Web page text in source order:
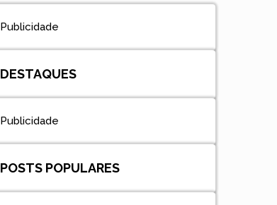
Publicidade
DESTAQUES
Publicidade
POSTS POPULARES